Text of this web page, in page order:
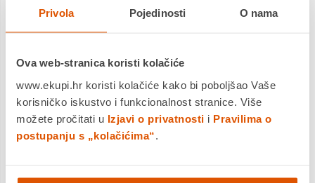
Privola Pojedinosti O nama
Ova web-stranica koristi kolačiće
www.ekupi.hr koristi kolačiće kako bi poboljšao Vaše
korisničko iskustvo i funkcionalnost stranice. Više
možete pročitati u Izjavi o privatnosti i Pravilima o
postupanju s „kolačićima“